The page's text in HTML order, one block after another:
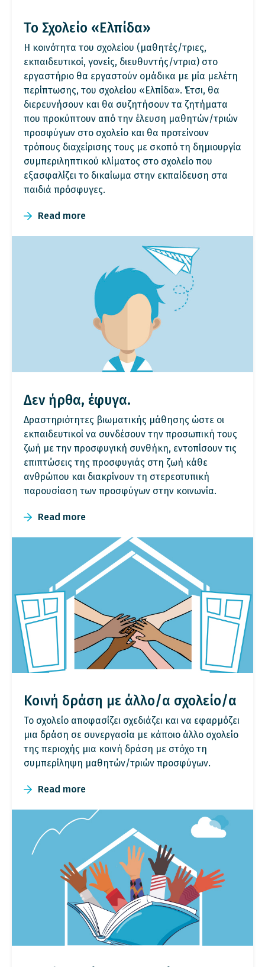
Το Σχολείο «Ελπίδα»
H κοινότητα του σχολείου (μαθητές/τριες,
εκπαιδευτικοί, γονείς, διευθυντής/ντρια) στο
εργαστήριο θα εργαστούν ομάδικα με μία μελέτη
περίπτωσης, του σχολείου «Ελπίδα». Έτσι, θα
διερευνήσουν και θα συζητήσουν τα ζητήματα
που προκύπτουν από την έλευση μαθητών/τριών
προσφύγων στο σχολείο και θα προτείνουν
τρόπους διαχείρισης τους με σκοπό τη δημιουργία
συμπεριληπτικού κλίματος στο σχολείο που
εξασφαλίζει το δικαίωμα στην εκπαίδευση στα
παιδιά πρόσφυγες.
Read more
Δεν ήρθα, έφυγα.
Δραστηριότητες βιωματικής μάθησης ώστε οι
εκπαιδευτικοί να συνδέσουν την προσωπική τους
ζωή με την προσφυγική συνθήκη, εντοπίσουν τις
επιπτώσεις της προσφυγιάς στη ζωή κάθε
ανθρώπου και διακρίνουν τη στερεοτυπική
παρουσίαση των προσφύγων στην κοινωνία.
Read more
Κοινή δράση με άλλο/α σχολείο/α
Το σχολείο αποφασίζει σχεδιάζει και να εφαρμόζει
μια δράση σε συνεργασία με κάποιο άλλο σχολείο
της περιοχής μια κοινή δράση με στόχο τη
συμπερίληψη μαθητών/τριών προσφύγων.
Read more